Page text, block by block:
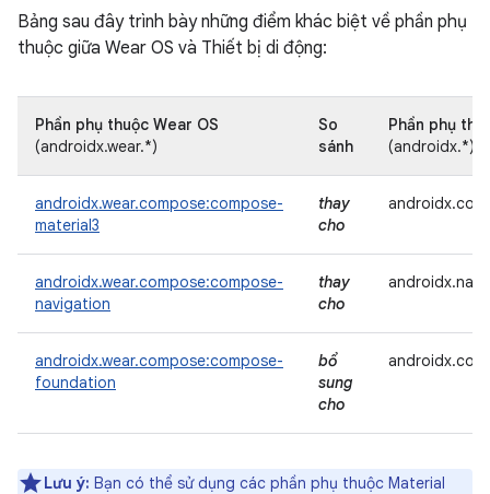
Bảng sau đây trình bày những điểm khác biệt về phần phụ
thuộc giữa Wear OS và Thiết bị di động:
Phần phụ thuộc Wear OS
(androidx.wear.*)
So
sánh
Phần phụ
(androidx.*)
androidx.wear.compose:compose-
material3
thay
cho
androidx.wear.compose:compose-
navigation
thay
cho
androidx.wear.compose:compose-
foundation
bổ
sung
cho
Lưu ý: Bạn có thể sử dụng các phần phụ thuộc Material